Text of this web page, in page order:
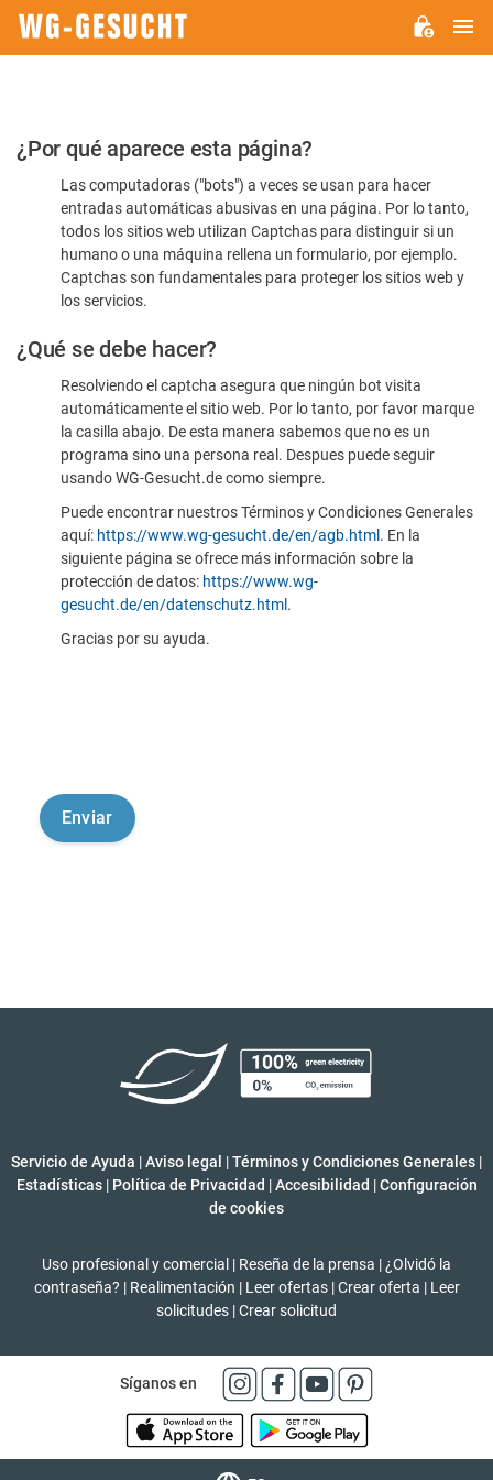
Por
favor,
confirme
humano
¿Por qué aparece esta página?
Las computadoras ("bots") a veces se usan para hacer
entradas automáticas abusivas en una página. Por lo tanto,
todos los sitios web utilizan Captchas para distinguir si un
humano o una máquina rellena un formulario, por ejemplo.
Captchas son fundamentales para proteger los sitios web y
los servicios.
¿Qué se debe hacer?
Resolviendo el captcha asegura que ningún bot visita
automáticamente el sitio web. Por lo tanto, por favor marque
la casilla abajo. De esta manera sabemos que no es un
programa sino una persona real. Despues puede seguir
usando WG-Gesucht.de como siempre.
Puede encontrar nuestros Términos y Condiciones Generales
aquí: https://www.wg-gesucht.de/en/agb.html . En la
siguiente página se ofrece más información sobre la
protección de datos: https://www.wg-
gesucht.de/en/datenschutz.html .
Gracias por su ayuda.
Servicio de Ayuda |Aviso legal |Términos y Condiciones Generales |
Estadísticas | Política de Privacidad | Accesibilidad | Configuración
de cookies
Uso profesional y comercial | Reseña de la prensa | ¿Olvidó la
contraseña? | Realimentación | Leer ofertas | Crear oferta | Leer
solicitudes |Crear solicitud
Síganos en